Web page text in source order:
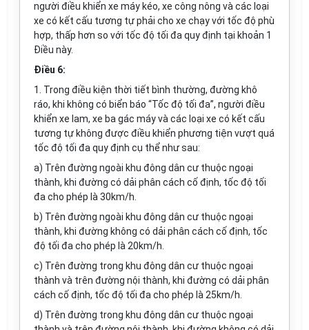
người điều khiển xe máy kéo, xe công nông và các loại
xe có kết cấu tương tự phải cho xe chạy với tốc độ phù
hợp, thấp hơn so với tốc độ tối đa quy định tại khoản 1
Điều này.
Điều 6:
1. Trong điều kiện thời tiết bình thường, đường khô
ráo, khi không có biển báo “Tốc độ tối đa”, người điều
khiển xe lam, xe ba gác máy và các loại xe có kết cấu
tương tự không được điều khiển phương tiện vượt quá
tốc độ tối đa quy định cụ thể như sau:
a) Trên đường ngoài khu đông dân cư thuộc ngoại
thành, khi đường có dải phân cách cố định, tốc độ tối
đa cho phép là 30km/h.
b) Trên đường ngoài khu đông dân cư thuộc ngoại
thành, khi đường không có dải phân cách cố định, tốc
độ tối đa cho phép là 20km/h.
c) Trên đường trong khu đông dân cư thuộc ngoại
thành và trên đường nội thành, khi đường có dải phân
cách cố định, tốc độ tối đa cho phép là 25km/h.
d) Trên đường trong khu đông dân cư thuộc ngoại